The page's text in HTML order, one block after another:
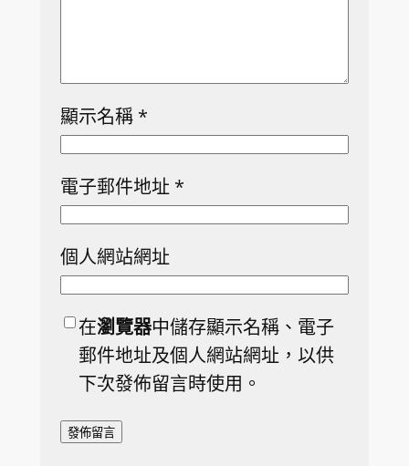
顯示名稱 *
電子郵件地址 *
個人網站網址
在瀏覽器中儲存顯示名稱、電子
郵件地址及個人網站網址，以供
下次發佈留言時使用。